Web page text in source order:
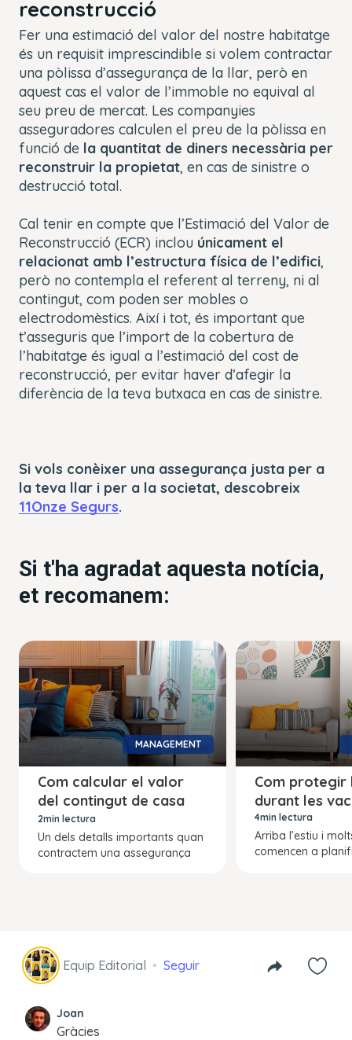
reconstrucció
Fer una estimació del valor del nostre habitatge
és un requisit imprescindible si volem contractar
una pòlissa d’assegurança de la llar, però en
aquest cas el valor de l’immoble no equival al
seu preu de mercat. Les companyies
asseguradores calculen el preu de la pòlissa en
funció de la quantitat de diners necessària per
reconstruir la propietat, en cas de sinistre o
destrucció total.
Cal tenir en compte que l’Estimació del Valor de
Reconstrucció (ECR) inclou únicament el
relacionat amb l’estructura física de l’edifici,
però no contempla el referent al terreny, ni al
contingut, com poden ser mobles o
electrodomèstics. Així i tot, és important que
t’asseguris que l’import de la cobertura de
l’habitatge és igual a l’estimació del cost de
reconstrucció, per evitar haver d’afegir la
diferència de la teva butxaca en cas de sinistre.
Si vols conèixer una assegurança justa per a
la teva llar i per a la societat, descobreix
11Onze Segurs.
Si t'ha agradat aquesta notícia,
et recomanem:
MANAGEMENT
Com calcular el valor
del contingut de casa
teva
2min lectura
Un dels detalls importants quan
contractem una assegurança
Com
durant les
4min lectura
Arriba l’estiu i
comencen a
Equip Editorial Seguir
Joan
Gràcies